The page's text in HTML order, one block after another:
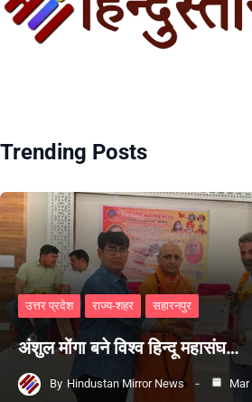
Trending Posts
उत्तर प्रदेश राज्य-शहर सहारनपुर
अंशुल मोंगा बने विश्व हिन्दू महासंघ…
By Hindustan Mirror News Mar